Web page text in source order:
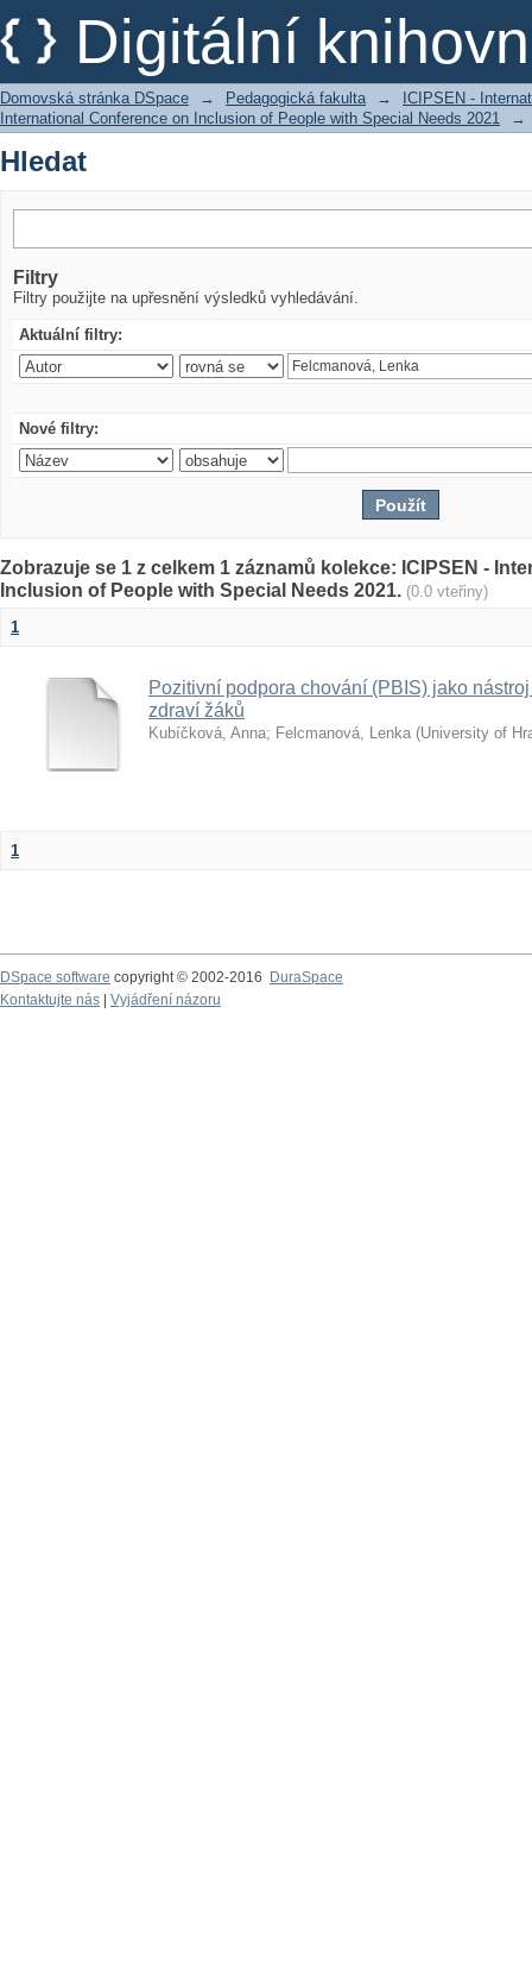
Digitální
Hledat
Domovská stránka DSpace → Pedagogická fakulta →
ICIPSEN -
International Conference on Inclusion of People with Special Needs 2021
→
Hledat
Filtry
Filtry použijte na upřesnění výsledků vyhledávání.
Aktuální filtry:
Nové filtry:
Zobrazuje se 1 z celkem 1 záznamů kolekce: ICIPSEN -
Inclusion of People with Special Needs 2021. (0.0 vteřiny)
1
Pozitivní podpora chování (PBIS) jako
zdraví žáků
Kubíčková, Anna; Felcmanová, Lenka (University of
1
DSpace software copyright © 2002-2016
DuraSpace
Kontaktujte nás
Vyjádření názoru